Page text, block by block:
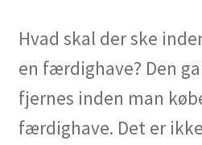
Hvad skal der ske
en færdighave? Den
fjernes inden man
færdighave. Det er